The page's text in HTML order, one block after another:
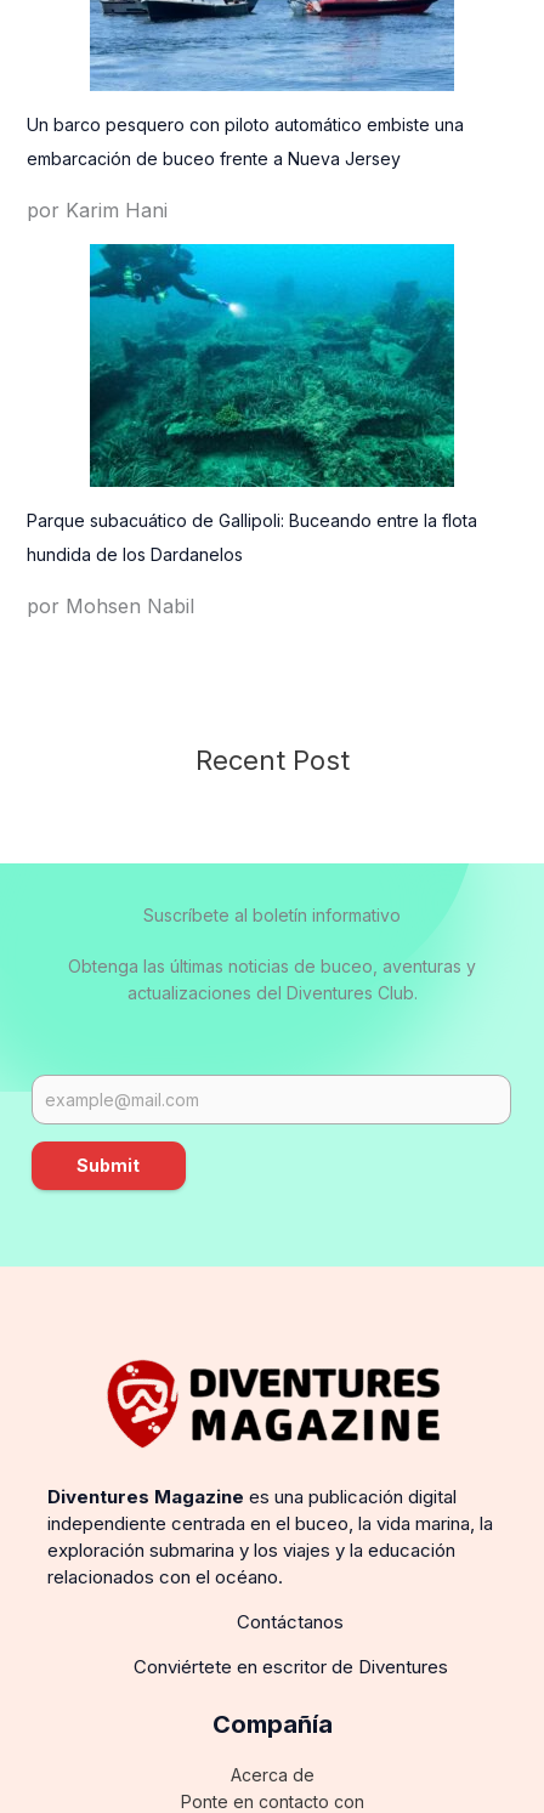
Un barco pesquero con piloto automático embiste una
embarcación de buceo frente a Nueva Jersey
por Karim Hani
Parque subacuático de Gallipoli: Buceando entre la flota
hundida de los Dardanelos
por Mohsen Nabil
Recent Post
Suscríbete al boletín informativo
Obtenga las últimas noticias de buceo, aventuras y
actualizaciones del Diventures Club.
Submit
Diventures Magazine es una publicación digital
independiente centrada en el buceo, la vida marina, la
exploración submarina y los viajes y la educación
relacionados con el océano.
Contáctanos
Conviértete en escritor de Diventures
Compañía
Acerca de
Ponte en contacto con